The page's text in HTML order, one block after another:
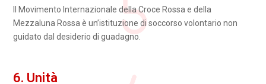
Il Movimento Internazionale della Croce Rossa e della
Mezzaluna Rossa è un’istituzione di soccorso volontario non
guidato dal desiderio di guadagno.
6. Unità